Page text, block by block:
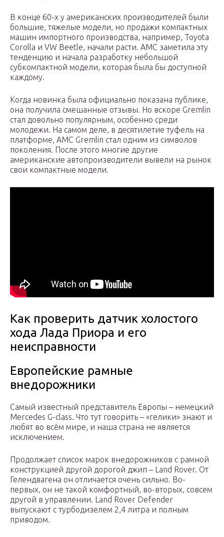
В конце 60-х у американских производителей были
большие, тяжелые модели, но продажи компактных
машин импортного производства, например, Toyota
Corolla и VW Beetle, начали расти. AMC заметила эту
тенденцию и начала разработку небольшой
субкомпактной модели, которая была бы доступной
каждому.
Когда новинка была официально показана публике,
она получила смешанные отзывы. Но вскоре Gremlin
стал довольно популярным, особенно среди
молодежи. На самом деле, в десятилетие туфель на
платформе, AMC Gremlin стал одним из символов
поколения. После этого многие другие
американские автопроизводители вывели на рынок
свои компактные модели.
Как проверить датчик холостого
хода Лада Приора и его
неисправности
Европейские рамные
внедорожники
Самый известный представитель Европы – немецкий
Mercedes G-class. Что тут говорить – «гелики» знают и
любят во всём мире, и наша страна не является
исключением.
Продолжает список марок внедорожников с рамной
конструкцией другой дорогой джип – Land Rover. От
Гелендвагена он отличается очень сильно. Во-
первых, он не такой комфортный, во-вторых, совсем
другой в управлении. Land Rover Defender
выпускают с турбодизелем 2,4 литра и полным
приводом.